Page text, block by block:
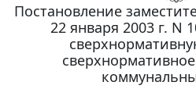
Постановление
22 января 2003 г. N